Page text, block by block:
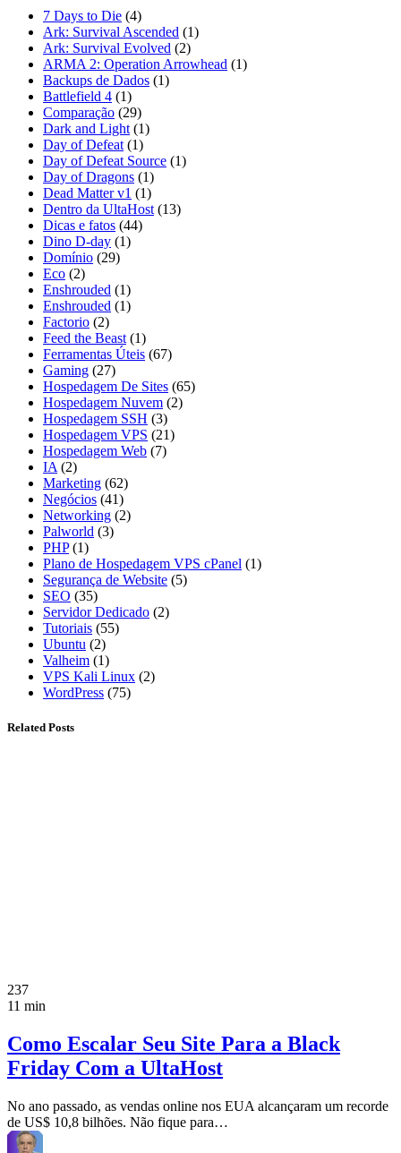
7 Days to Die (4)
Ark: Survival Ascended (1)
Ark: Survival Evolved (2)
ARMA 2: Operation Arrowhead (1)
Backups de Dados (1)
Battlefield 4 (1)
Comparação (29)
Dark and Light (1)
Day of Defeat (1)
Day of Defeat Source (1)
Day of Dragons (1)
Dead Matter v1 (1)
Dentro da UltaHost (13)
Dicas e fatos (44)
Dino D-day (1)
Domínio (29)
Eco (2)
Enshrouded (1)
Enshrouded (1)
Factorio (2)
Feed the Beast (1)
Ferramentas Úteis (67)
Gaming (27)
Hospedagem De Sites (65)
Hospedagem Nuvem (2)
Hospedagem SSH (3)
Hospedagem VPS (21)
Hospedagem Web (7)
IA (2)
Marketing (62)
Negócios (41)
Networking (2)
Palworld (3)
PHP(1)
Plano de Hospedagem VPS cPanel (1)
Segurança de Website (5)
SEO (35)
Servidor Dedicado (2)
Tutoriais (55)
Ubuntu (2)
Valheim (1)
VPS Kali Linux (2)
WordPress (75)
Related Posts
237
11 min
Como Escalar Seu Site Para a Black
Friday Com a UltaHost
No ano passado, as vendas online nos EUA alcançaram um recorde
de US$ 10,8 bilhões. Não fique para…